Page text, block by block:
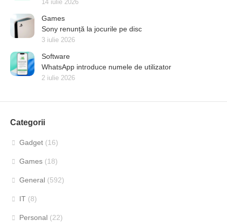
14 iulie 2026
Games
Sony renunță la jocurile pe disc
3 iulie 2026
Software
WhatsApp introduce numele de utilizator
2 iulie 2026
Categorii
Gadget (16)
Games (18)
General (592)
IT (8)
Personal (22)